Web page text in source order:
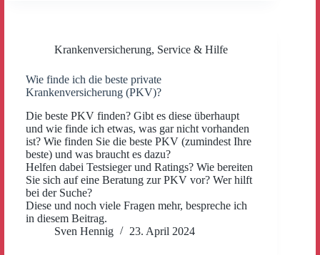
Krankenversicherung, Service & Hilfe
Wie finde ich die beste private
Krankenversicherung (PKV)?
Die beste PKV finden? Gibt es diese überhaupt
und wie finde ich etwas, was gar nicht vorhanden
ist? Wie finden Sie die beste PKV (zumindest Ihre
beste) und was braucht es dazu?
Helfen dabei Testsieger und Ratings? Wie bereiten
Sie sich auf eine Beratung zur PKV vor? Wer hilft
bei der Suche?
Diese und noch viele Fragen mehr, bespreche ich
in diesem Beitrag.
Sven Hennig
23. April 2024